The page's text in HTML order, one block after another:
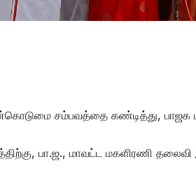
சம்பவத்தை கண்டித்து, பாஜக
பா.ஜ., மாவட்ட மகளிரணி